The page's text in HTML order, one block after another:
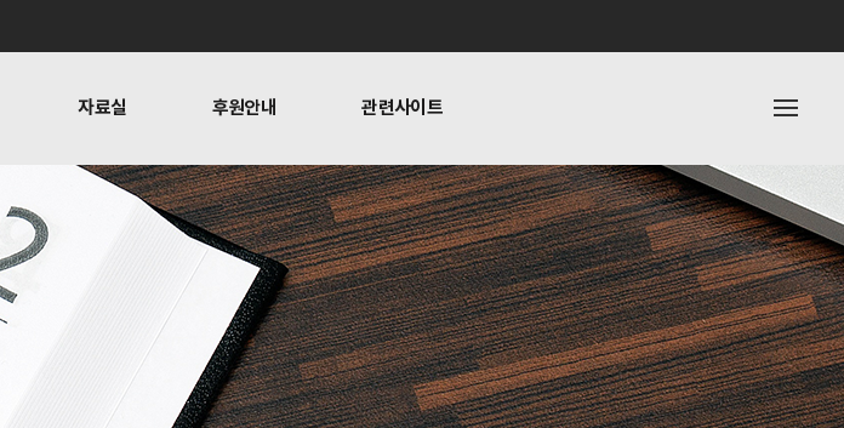
자료실 후원안내 관련사이트
자료실
후원안내
후원하기
재정보고
1:1 문의
관련사이트
기타링크